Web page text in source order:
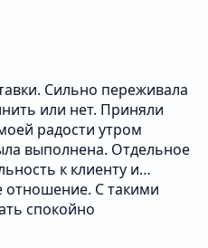
Сильно переживала
или нет. Приняли
радости утром
выполнена. Отдельное
к клиенту и
отношение. С такими
спокойно